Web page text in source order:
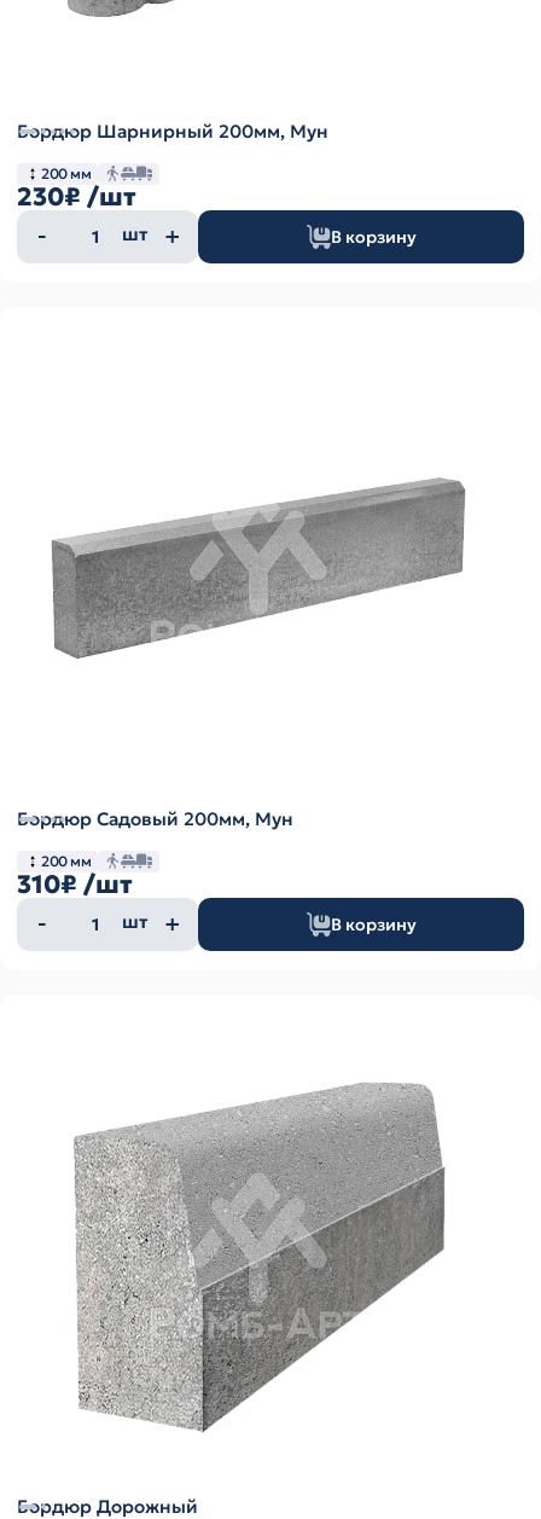
Бордюр Шарнирный 200мм, Мун
200 мм
230₽ /шт
Количество
товара
шт В корзину
Бордюр Садовый 200мм, Мун
200 мм
310₽ /шт
Количество
товара
шт В корзину
Бордюр Дорожный